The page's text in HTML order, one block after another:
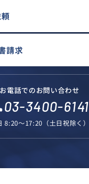
請求
お電話でのお問い合わせ
03-3400-6141
8:20～17:20（土日祝除く）